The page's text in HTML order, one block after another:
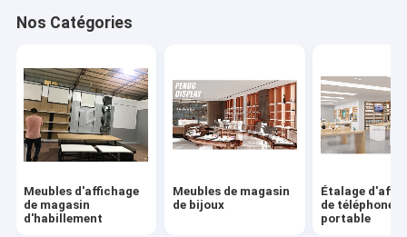
Vitrine de perruque
Coffret d'étalage de vin
Étalage d'affichage de musée
Nos Catégories
Meubles d'affichage
de magasin
d'habillement
Meubles de magasin
de bijoux
Étalage
de téléphone
portable